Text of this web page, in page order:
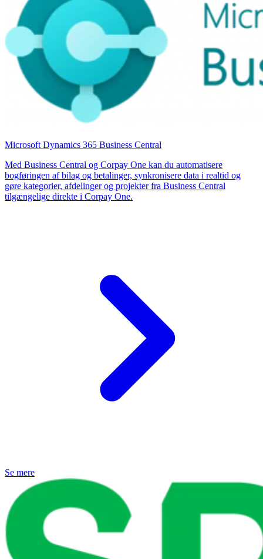
Microsoft Dynamics 365 Business Central
Med Business Central og Corpay One kan du automatisere
bogføringen af bilag og betalinger, synkronisere data i realtid og
gøre kategorier, afdelinger og projekter fra Business Central
tilgængelige direkte i Corpay One.
Se mere